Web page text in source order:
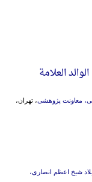
العلامة
معاونت‌ پژوهشی، تهران،
شیخ اعظم انصاری،